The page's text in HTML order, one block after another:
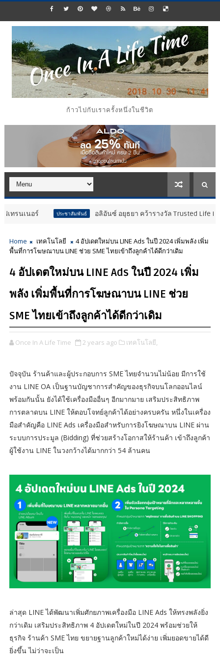
ก้าวไปกับเราครั้งหนึ่งในชีวิต
ประชาสัมพันธ์ อลิอันซ์ อยุธยา คว้ารางวัล Trusted Life Partner
Home เทคโนโลยี
4 อัปเดตใหม่บน LINE Ads ในปี 2024 เพิ่มพลัง เพิ่ม
พื้นที่การโฆษณาบน LINE ช่วย SME ไทยเข้าถึงลูกค้าได้ดีกว่าเดิม
4 อัปเดตใหม่บน LINE Ads ในปี 2024 เพิ่ม
พลัง เพิ่มพื้นที่การโฆษณาบน LINE ช่วย
SME ไทยเข้าถึงลูกค้าได้ดีกว่าเดิม
Once In A Life Time 2 years ago เทคโนโลยี,
ปัจจุบัน ร้านค้าและผู้ประกอบการ SME ไทยจำนวนไม่น้อย มีการใช้
งาน LINE OA เป็นฐานบัญชาการสำคัญของธุรกิจบนโลกออนไลน์
พร้อมกันนั้น ยังได้ใช้เครื่องมืออื่นๆ อีกมากมาย เสริมประสิทธิภาพ
การตลาดบน LINE ให้ตอบโจทย์ลูกค้าได้อย่างครบครัน หนึ่งในเครื่อง
มือสำคัญคือ LINE Ads เครื่องมือสำหรับการยิงโฆษณาบน LINE ผ่าน
ระบบการประมูล (Bidding) ที่ช่วยสร้างโอกาสให้ร้านค้า เข้าถึงลูกค้า
ผู้ใช้งาน LINE ในวงกว้างได้มากกว่า 54 ล้านคน
ล่าสุด LINE ได้พัฒนาเพิ่มศักยภาพเครื่องมือ LINE Ads ให้ทรงพลังยิ่ง
กว่าเดิม เสริมประสิทธิภาพ 4 อัปเดตใหม่ในปี 2024 พร้อมช่วยให้
ธุรกิจ ร้านค้า SME ไทย ขยายฐานลูกค้าใหม่ได้ง่าย เพิ่มยอดขายได้ดี
ยิ่งขึ้น ไม่ว่าจะเป็น